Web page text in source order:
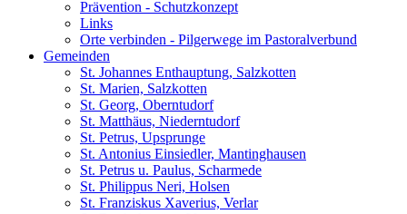
Prävention - Schutzkonzept
Links
Orte verbinden - Pilgerwege im Pastoralverbund
Gemeinden
St. Johannes Enthauptung, Salzkotten
St. Marien, Salzkotten
St. Georg, Oberntudorf
St. Matthäus, Niederntudorf
St. Petrus, Upsprunge
St. Antonius Einsiedler, Mantinghausen
St. Petrus u. Paulus, Scharmede
St. Philippus Neri, Holsen
St. Franziskus Xaverius, Verlar